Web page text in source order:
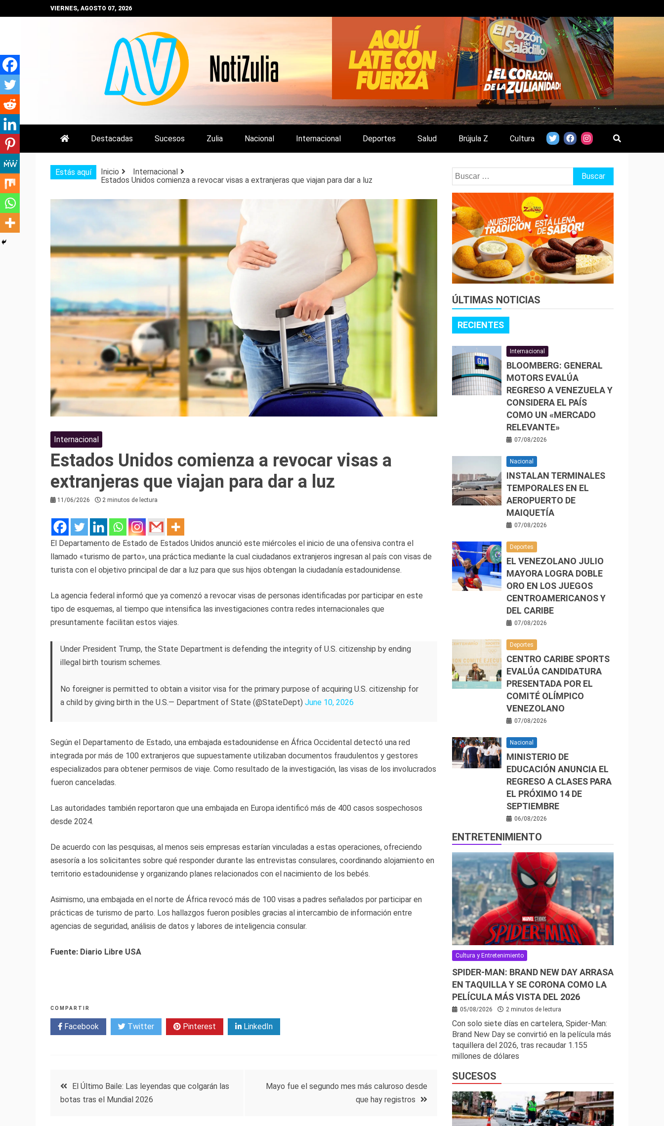
al
VIERNES, AGOSTO 07, 2026
NOTIZULIA
NOTICIAS DEL ZULIA, VENEZUELA Y DE INTERÉS GENERAL.
Destacadas Sucesos Zulia Nacional Internacional Deportes Salud Brújula Z Cultura
Estás aquí Inicio
Internacional
Estados Unidos comienza a revocar visas a extranjeras que viajan para dar a luz
Internacional
Estados Unidos comienza a revocar visas a
extranjeras que viajan para dar a luz
11/06/2026 2 minutos de lectura
El Departamento de Estado de Estados Unidos anunció este miércoles el inicio de una ofensiva contra el
llamado «turismo de parto», una práctica mediante la cual ciudadanos extranjeros ingresan al país con visas de
turista con el objetivo principal de dar a luz para que sus hijos obtengan la ciudadanía estadounidense.
La agencia federal informó que ya comenzó a revocar visas de personas identificadas por participar en este
tipo de esquemas, al tiempo que intensifica las investigaciones contra redes internacionales que
presuntamente facilitan estos viajes.
Under President Trump, the State Department is defending the integrity of U.S. citizenship by ending
illegal birth tourism schemes.
No foreigner is permitted to obtain a visitor visa for the primary purpose of acquiring U.S. citizenship for
a child by giving birth in the U.S.— Department of State (@StateDept) June 10, 2026
Según el Departamento de Estado, una embajada estadounidense en África Occidental detectó una red
integrada por más de 100 extranjeros que supuestamente utilizaban documentos fraudulentos y gestores
especializados para obtener permisos de viaje. Como resultado de la investigación, las visas de los involucrados
fueron canceladas.
Las autoridades también reportaron que una embajada en Europa identificó más de 400 casos sospechosos
desde 2024.
De acuerdo con las pesquisas, al menos seis empresas estarían vinculadas a estas operaciones, ofreciendo
asesoría a los solicitantes sobre qué responder durante las entrevistas consulares, coordinando alojamiento en
territorio estadounidense y organizando planes relacionados con el nacimiento de los bebés.
Asimismo, una embajada en el norte de África revocó más de 100 visas a padres señalados por participar en
prácticas de turismo de parto. Los hallazgos fueron posibles gracias al intercambio de información entre
agencias de seguridad, análisis de datos y labores de inteligencia consular.
Fuente: Diario Libre USA
COMPARTIR
Facebook Twitter Pinterest LinkedIn
Navegación
El Último Baile: Las leyendas que colgarán las
botas tras el Mundial 2026
Mayo fue el segundo mes más caluroso desde
que hay registros
Buscar:
ÚLTIMAS NOTICIAS
RECIENTES
Internacional
BLOOMBERG: GENERAL
MOTORS EVALÚA
REGRESO A VENEZUELA Y
CONSIDERA EL PAÍS
COMO UN «MERCADO
RELEVANTE»
07/08/2026
Nacional
INSTALAN TERMINALES
TEMPORALES EN EL
AEROPUERTO DE
MAIQUETÍA
07/08/2026
Deportes
EL VENEZOLANO JULIO
MAYORA LOGRA DOBLE
ORO EN LOS JUEGOS
CENTROAMERICANOS Y
DEL CARIBE
07/08/2026
Deportes
CENTRO CARIBE SPORTS
EVALÚA CANDIDATURA
PRESENTADA POR EL
COMITÉ OLÍMPICO
VENEZOLANO
07/08/2026
Nacional
MINISTERIO DE
EDUCACIÓN ANUNCIA EL
REGRESO A CLASES PARA
EL PRÓXIMO 14 DE
SEPTIEMBRE
06/08/2026
ENTRETENIMIENTO
Cultura y Entretenimiento
SPIDER-MAN: BRAND NEW DAY ARRASA
EN TAQUILLA Y SE CORONA COMO LA
PELÍCULA MÁS VISTA DEL 2026
05/08/2026 2 minutos de lectura
Con solo siete días en cartelera, Spider-Man:
Brand New Day se convirtió en la película más
taquillera del 2026, tras recaudar 1.155
millones de dólares
SUCESOS